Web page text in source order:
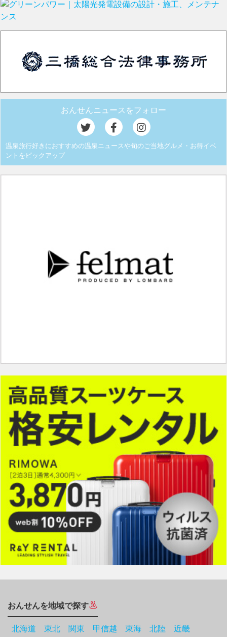
おんせんニュースをフォロー
温泉旅行好きにおすすめの温泉ニュースや旬のご当地グルメ・お得イベ
ントをピックアップ
おんせんを地域で探す
北海道 東北 関東 甲信越 東海 北陸 近畿